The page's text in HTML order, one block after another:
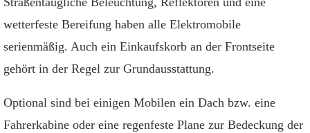
wetterfeste Bereifung haben alle Elektromobile
serienmäßig. Auch ein Einkaufskorb an der Frontseite
gehört in der Regel zur Grundausstattung.
Optional sind bei einigen Mobilen ein Dach bzw. eine
Fahrerkabine oder eine regenfeste Plane zur Bedeckung der